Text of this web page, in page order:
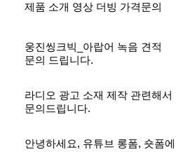
제품 소개 영상 더빙 가격문의
웅진씽크빅_아랍어 녹음 견적
문의 드립니다.
라디오 광고 소재 제작 관련해서
문의드립니다.
안녕하세요, 유튜브 롱폼, 숏폼에